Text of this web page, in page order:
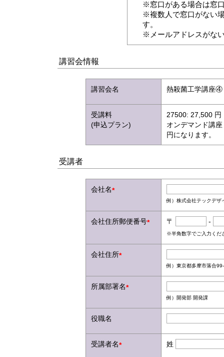
※窓口がある場合は窓
※複数人で窓口がない
す。
※メールアドレスがな
講習会情報
講習会名 熱殺菌工学講座
受講料
(申込プラン)
27500: 27,500 円
オンデマンド講
円になります。
受講者
会社名*
例）株式会社テックデザ
会社住所郵便番号* 〒 -
※半角数字でご入力くだ
会社住所*
例）東京都多摩市落合
所属部署名*
例）開発部 開発課
役職名
受講者名* 姓